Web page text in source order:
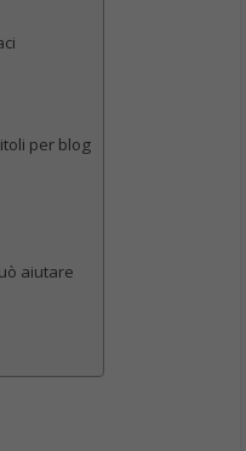
per blog
aiutare